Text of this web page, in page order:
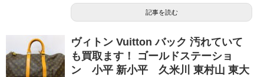
記事を読む
ヴィトン Vuitton バック 汚れていて
も買取ます！ ゴールドステーショ
ン 小平 新小平 久米川 東村山 東大